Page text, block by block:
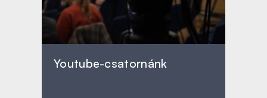
Youtube-csatornánk